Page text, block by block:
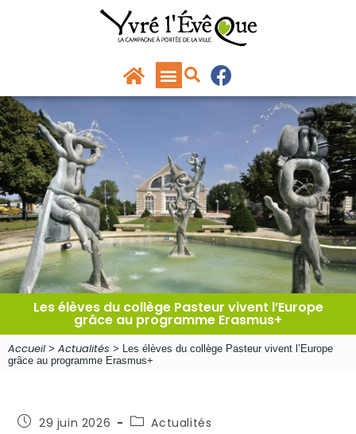
Panneau de gestion des cookies
Les élèves du collège Pasteur vivent l’Europe
grâce au programme Erasmus+
Accueil> Actualités > Les élèves du collège Pasteur vivent l’Europe
grâce au programme Erasmus+
29 juin 2026 Actualités